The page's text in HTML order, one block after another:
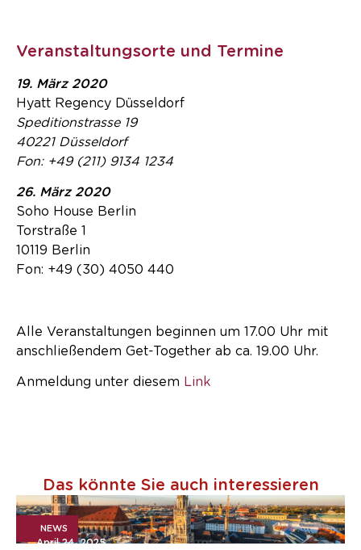
Veranstaltungsorte und Termine
19. März 2020
Hyatt Regency Düsseldorf
Speditionstrasse 19
40221 Düsseldorf
Fon: +49 (211) 9134 1234
26. März 2020
Soho House Berlin
Torstraße 1
10119 Berlin
Fon: +49 (30) 4050 440
Alle Veranstaltungen beginnen um 17.00 Uhr mit
anschließendem Get-Together ab ca. 19.00 Uhr.
Anmeldung unter diesem Link
Das könnte Sie auch interessieren
NEWS
April 24, 2025